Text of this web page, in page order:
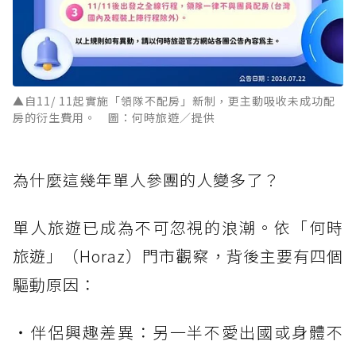
▲自11/ 11起實施「領隊不配房」新制，更主動吸收未成功配
房的衍生費用。 圖：何時旅遊／提供
為什麼這幾年單人參團的人變多了？
單人旅遊已成為不可忽視的浪潮。依「何時
旅遊」（Horaz）門市觀察，背後主要有四個
驅動原因：
・伴侶興趣差異：另一半不愛出國或身體不